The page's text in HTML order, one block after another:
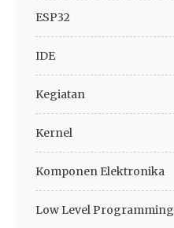
ESP32
IDE
Kegiatan
Kernel
Komponen Elektronika
Low Level Programming